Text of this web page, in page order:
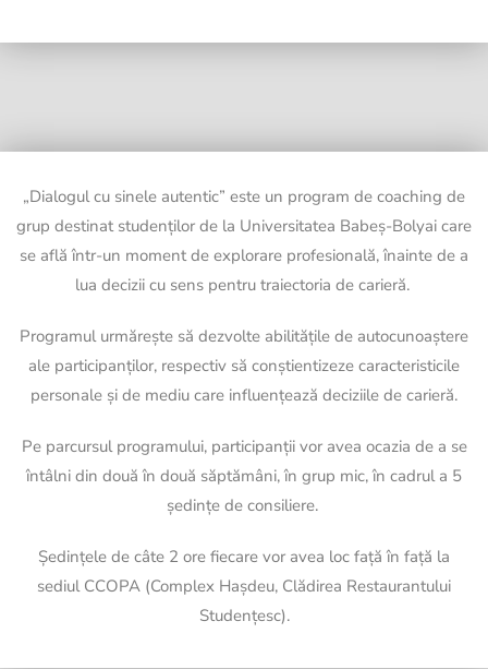
„Dialogul cu sinele autentic” este un program de coaching de
grup destinat studenților de la Universitatea Babeș-Bolyai care
se află într-un moment de explorare profesională, înainte de a
lua decizii cu sens pentru traiectoria de carieră.
Programul urmărește să dezvolte abilitățile de autocunoaștere
ale participanților, respectiv să conștientizeze caracteristicile
personale și de mediu care influențează deciziile de carieră.
Pe parcursul programului, participanții vor avea ocazia de a se
întâlni din două în două săptămâni, în grup mic, în cadrul a 5
ședințe de consiliere.
Ședințele de câte 2 ore fiecare vor avea loc față în față la
sediul CCOPA (Complex Hașdeu, Clădirea Restaurantului
Studențesc).